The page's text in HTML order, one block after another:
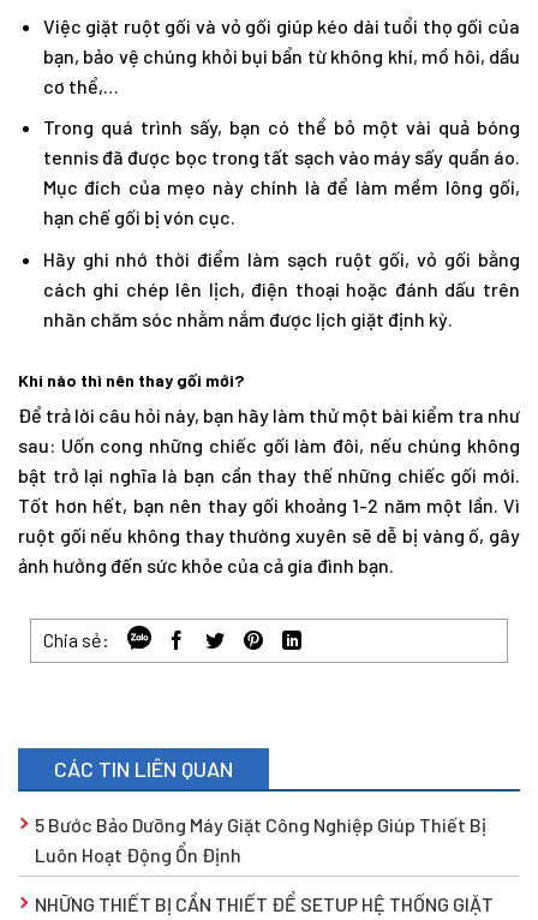
Việc giặt ruột gối và vỏ gối giúp kéo dài tuổi thọ gối của
bạn, bảo vệ chúng khỏi bụi bẩn từ không khí, mồ hôi, dầu
cơ thể,…
Trong quá trình sấy, bạn có thể bỏ một vài quả bóng
tennis đã được bọc trong tất sạch vào máy sấy quần áo.
Mục đích của mẹo này chính là để làm mềm lông gối,
hạn chế gối bị vón cục.
Hãy ghi nhớ thời điểm làm sạch ruột gối, vỏ gối bằng
cách ghi chép lên lịch, điện thoại hoặc đánh dấu trên
nhãn chăm sóc nhằm nắm được lịch giặt định kỳ.
Khi nào thì nên thay gối mới?
Để trả lời câu hỏi này, bạn hãy làm thử một bài kiểm tra như
sau: Uốn cong những chiếc gối làm đôi, nếu chúng không
bật trở lại nghĩa là bạn cần thay thế những chiếc gối mới.
Tốt hơn hết, bạn nên thay gối khoảng 1-2 năm một lần. Vì
ruột gối nếu không thay thường xuyên sẽ dễ bị vàng ố, gây
ảnh hưởng đến sức khỏe của cả gia đình bạn.
Chia sẻ:
CÁC TIN LIÊN QUAN
5 Bước Bảo Dưỡng Máy Giặt Công Nghiệp Giúp Thiết Bị
Luôn Hoạt Động Ổn Định
NHỮNG THIẾT BỊ CẦN THIẾT ĐỂ SETUP HỆ THỐNG GIẶT